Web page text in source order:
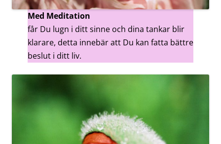
Med Meditation
får Du lugn i ditt sinne och dina tankar blir
klarare, detta innebär att Du kan fatta bättre
beslut i ditt liv.